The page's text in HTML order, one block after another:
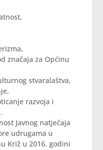
značaja za Općinu
stvaralaštva,
razvoja i
Javnog natječaja
udrugama u
Križ u 2016. godini